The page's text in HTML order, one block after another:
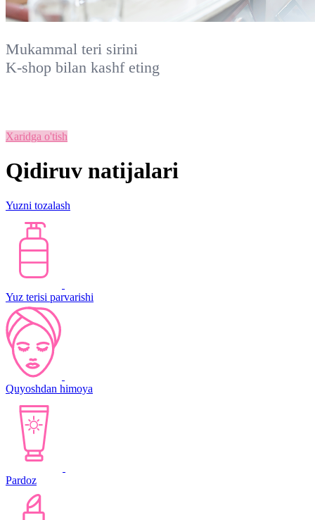
Mukammal teri sirini
K-shop bilan kashf eting
Xaridga o'tish
Qidiruv natijalari
Yuzni tozalash
Yuz terisi parvarishi
Quyoshdan himoya
Pardoz